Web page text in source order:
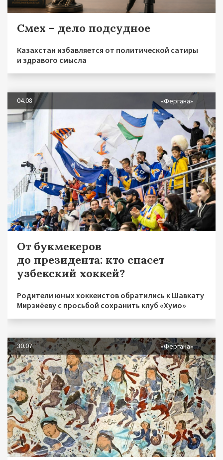
Смех – дело подсудное
Казахстан избавляется от политической сатиры
и здравого смысла
04.08 «Фергана»
От букмекеров
до президента: кто спасет
узбекский хоккей?
Родители юных хоккеистов обратились к Шавкату
Мирзиёеву с просьбой сохранить клуб «Хумо»
30.07 «Фергана»